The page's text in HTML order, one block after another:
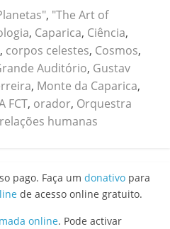
, "The Art of
, Caparica, Ciência,
, corpos celestes, Cosmos,
Auditório, Gustav
, Monte da Caparica,
FCT, orador, Orquestra
relações humanas
pago. Faça um donativo para
de acesso online gratuito.
online. Pode activar